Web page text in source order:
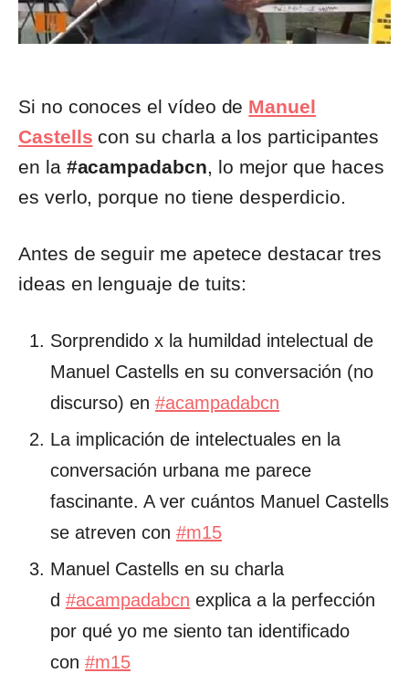
Si no conoces el vídeo de Manuel
Castells con su charla a los participantes
en la #acampadabcn, lo mejor que haces
es verlo, porque no tiene desperdicio.
Antes de seguir me apetece destacar tres
ideas en lenguaje de tuits:
Sorprendido x la humildad intelectual de
Manuel Castells en su conversación (no
discurso) en #acampadabcn
La implicación de intelectuales en la
conversación urbana me parece
fascinante. A ver cuántos Manuel Castells
se atreven con #m15
Manuel Castells en su charla
d #acampadabcn explica a la perfección
por qué yo me siento tan identificado
con #m15